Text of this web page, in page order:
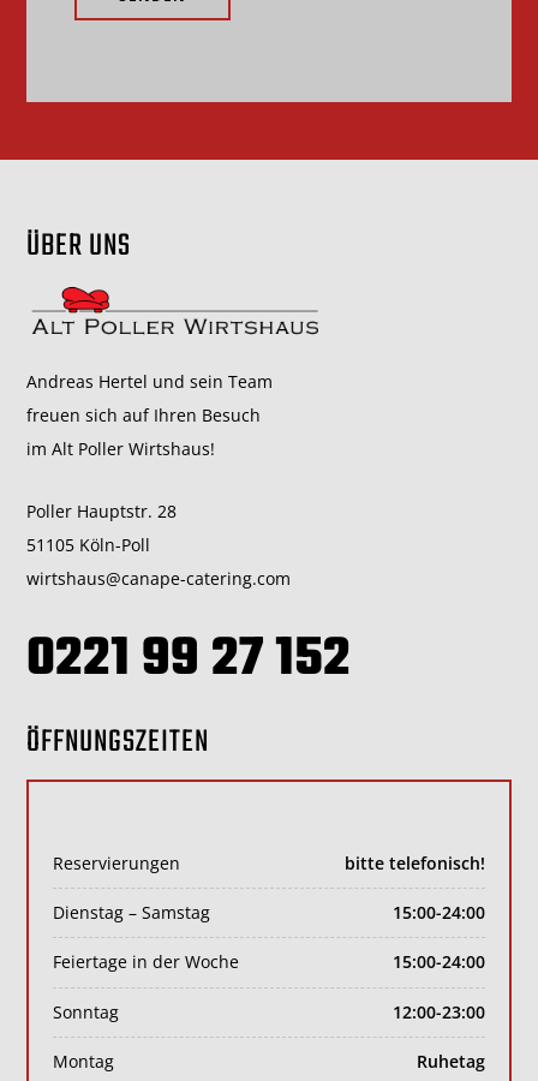
ÜBER UNS
Andreas Hertel und sein Team
freuen sich auf Ihren Besuch
im Alt Poller Wirtshaus!
Poller Hauptstr. 28
51105 Köln-Poll
wirtshaus@canape-catering.com
0221 99 27 152
ÖFFNUNGSZEITEN
Reservierungen bitte telefonisch!
Dienstag – Samstag 15:00-24:00
Feiertage in der Woche 15:00-24:00
Sonntag 12:00-23:00
Montag Ruhetag